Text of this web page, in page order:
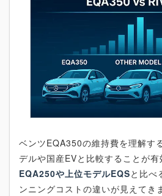
ベンツEQA350の維持費を理解す
デルや国産EVと比較することが有
EQA250や上位モデルEQSと比べ
ンニングコストの違いが見えてき